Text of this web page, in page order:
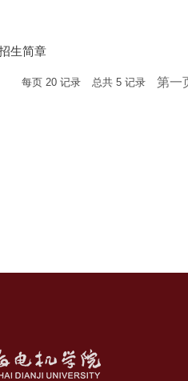
生简章
每页 20 记录 总共 5 记录 第一